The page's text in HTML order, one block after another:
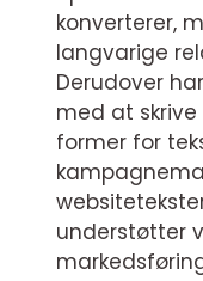
konverterer,
langvarige
Derudover
med at
former for
understøtter